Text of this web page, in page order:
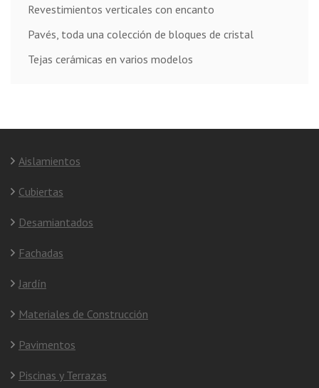
Revestimientos verticales con encanto
Pavés, toda una colección de bloques de cristal
Tejas cerámicas en varios modelos
Aislamientos
Cubiertas
Desamiantados
Fachadas
Jardín
Materiales de Construcción
Pavimentos
Piscinas y Terrazas